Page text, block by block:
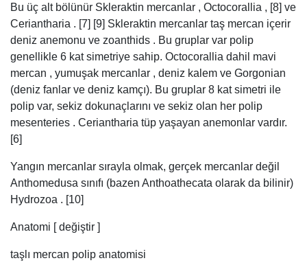
Bu üç alt bölünür Skleraktin mercanlar , Octocorallia , [8] ve
Ceriantharia . [7] [9] Skleraktin mercanlar taş mercan içerir
deniz anemonu ve zoanthids . Bu gruplar var polip
genellikle 6 kat simetriye sahip. Octocorallia dahil mavi
mercan , yumuşak mercanlar , deniz kalem ve Gorgonian
(deniz fanlar ve deniz kamçı). Bu gruplar 8 kat simetri ile
polip var, sekiz dokunaçlarını ve sekiz olan her polip
mesenteries . Ceriantharia tüp yaşayan anemonlar vardır.
[6]
Yangın mercanlar sırayla olmak, gerçek mercanlar değil
Anthomedusa sınıfı (bazen Anthoathecata olarak da bilinir)
Hydrozoa . [10]
Anatomi [ değiştir ]
taşlı mercan polip anatomisi